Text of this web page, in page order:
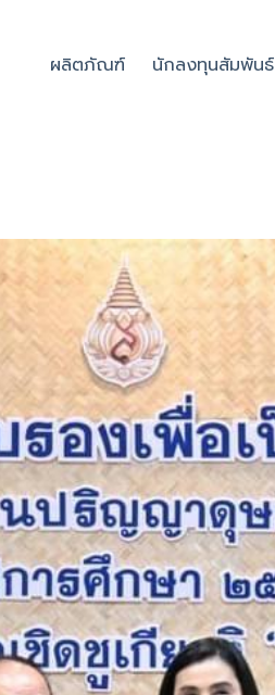
ผลิตภัณฑ์ นักลงทุนสัมพันธ์